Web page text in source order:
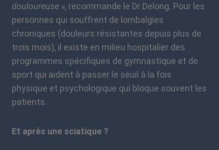
douloureuse », recommande le Dr Delong. Pour les
personnes qui souffrent de lombalgies
chroniques (douleurs résistantes depuis plus de
trois mois), il existe en milieu hospitalier des
programmes spécifiques de gymnastique et de
sport qui aident à passer le seuil à la fois
physique et psychologique qui bloque souvent les
patients.
Et après une sciatique ?